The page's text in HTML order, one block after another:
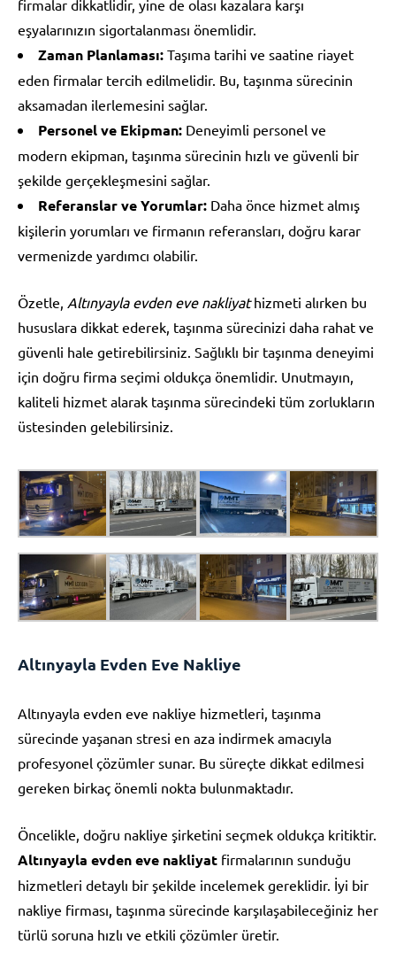
firmalar dikkatlidir, yine de olası kazalara karşı
eşyalarınızın sigortalanması önemlidir.
Zaman Planlaması: Taşıma tarihi ve saatine riayet
eden firmalar tercih edilmelidir. Bu, taşınma sürecinin
aksamadan ilerlemesini sağlar.
Personel ve Ekipman: Deneyimli personel ve
modern ekipman, taşınma sürecinin hızlı ve güvenli bir
şekilde gerçekleşmesini sağlar.
Referanslar ve Yorumlar: Daha önce hizmet almış
kişilerin yorumları ve firmanın referansları, doğru karar
vermenizde yardımcı olabilir.
Özetle, Altınyayla evden eve nakliyathizmeti alırken bu
hususlara dikkat ederek, taşınma sürecinizi daha rahat ve
güvenli hale getirebilirsiniz. Sağlıklı bir taşınma deneyimi
için doğru firma seçimi oldukça önemlidir. Unutmayın,
kaliteli hizmet alarak taşınma sürecindeki tüm zorlukların
üstesinden gelebilirsiniz.
Altınyayla Evden Eve Nakliye
Altınyayla evden eve nakliye hizmetleri, taşınma
sürecinde yaşanan stresi en aza indirmek amacıyla
profesyonel çözümler sunar. Bu süreçte dikkat edilmesi
gereken birkaç önemli nokta bulunmaktadır.
Öncelikle, doğru nakliye şirketini seçmek oldukça kritiktir.
Altınyayla evden eve nakliyat firmalarının sunduğu
hizmetleri detaylı bir şekilde incelemek gereklidir. İyi bir
nakliye firması, taşınma sürecinde karşılaşabileceğiniz her
türlü soruna hızlı ve etkili çözümler üretir.